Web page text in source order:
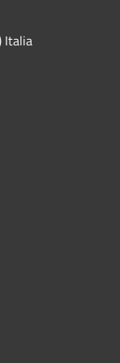
Italia